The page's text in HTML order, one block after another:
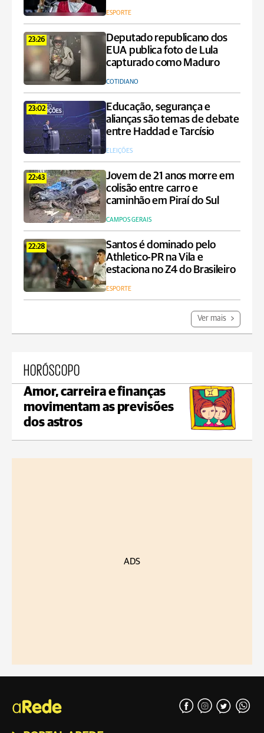
ESPORTE
23:26
Deputado republicano dos
EUA publica foto de Lula
capturado como Maduro
COTIDIANO
23:02
Educação, segurança e
alianças são temas de debate
entre Haddad e Tarcísio
ELEIÇÕES
22:43
Jovem de 21 anos morre em
colisão entre carro e
caminhão em Piraí do Sul
CAMPOS GERAIS
22:28
Santos é dominado pelo
Athletico-PR na Vila e
estaciona no Z4 do Brasileiro
ESPORTE
Ver mais
HORÓSCOPO
Amor, carreira e finanças
movimentam as previsões
dos astros
ADS